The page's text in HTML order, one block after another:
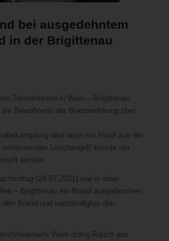
bei ausgedehntem
in der Brigittenau
Zimmerbrand in Wien – Brigittenau
Bewohnerin der Brandwohnung über
wird auch ein Hund aus der
Löschangriff konnte der
werden.
(24.07.2021) war in einer
– Brigittenau ein Brand ausgebrochen.
den Brand und verständigten den
Wien drang Rauch aus